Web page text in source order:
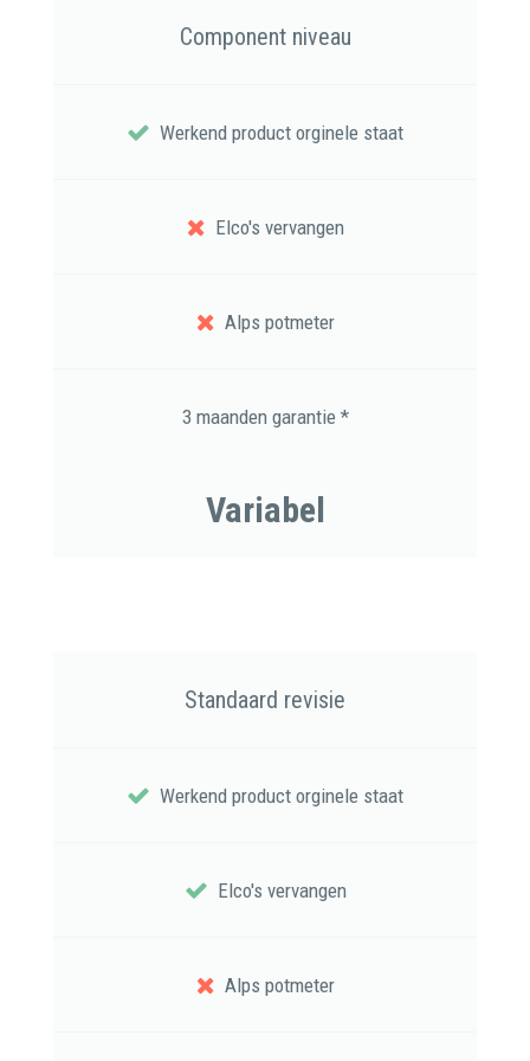
Component niveau
Werkend product orginele staat
Elco's vervangen
Alps potmeter
3 maanden garantie *
Variabel
Standaard revisie
Werkend product orginele staat
Elco's vervangen
Alps potmeter